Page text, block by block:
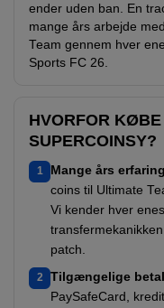
ender uden ban. En
mange års arbejde
Team gennem hver
Sports FC 26.
HVORFOR
SUPERCOINSY?
1 Mange års
coins til Ultimate
Vi kender hver
patch.
2 Tilgængelige
PaySafeCard,